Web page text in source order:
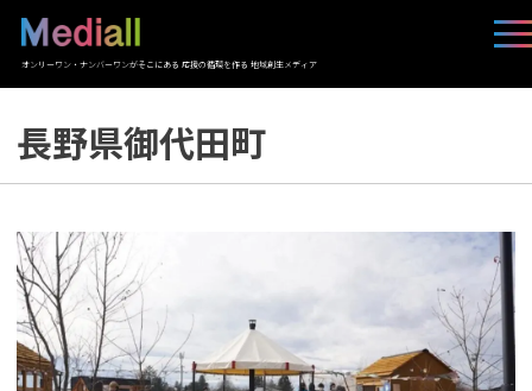
オンリーワン・ナンバーワンがそこにある 応援の循環を作る 地域創生メディア
長野県御代田町